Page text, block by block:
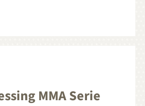
MMA Serie